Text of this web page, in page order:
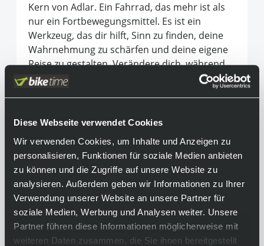
Diese Webseite verwendet Cookies
Wir verwenden Cookies, um Inhalte und Anzeigen zu
personalisieren, Funktionen für soziale Medien anbieten
zu können und die Zugriffe auf unsere Website zu
analysieren. Außerdem geben wir Informationen zu Ihrer
Verwendung unserer Website an unsere Partner für
soziale Medien, Werbung und Analysen weiter. Unsere
Partner führen diese Informationen möglicherweise mit
weiteren Daten zusammen, die Sie ihnen bereitgestellt
Kern von Adlar. Ein Fahrrad, das mehr ist als
nur ein Fortbewegungsmittel. Es ist ein
Werkzeug, das dir hilft, Sinn zu finden, deine
Wahrnehmung zu schärfen und deine eigene
Reise zu gestalten. Verändere dich, während
du die Welt um dich herum entdeckst.
Das Produktbild kann aufgrund
unterschiedlicher Konfigurationen vom
endgültigen Produkt abweichen.
Rahmen:
Adlar Carbon Monocoque NHU-MOD
Kassette: